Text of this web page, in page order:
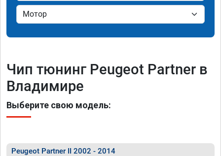
Чип тюнинг Peugeot Partner в
Владимире
Выберите свою модель:
Peugeot Partner II 2002 - 2014